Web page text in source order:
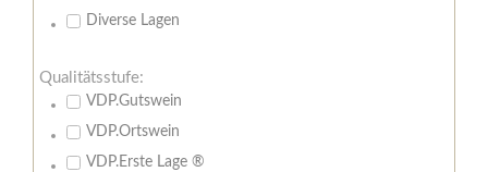
Diverse Lagen
Qualitätsstufe:
VDP.Gutswein
VDP.Ortswein
VDP.Erste Lage ®